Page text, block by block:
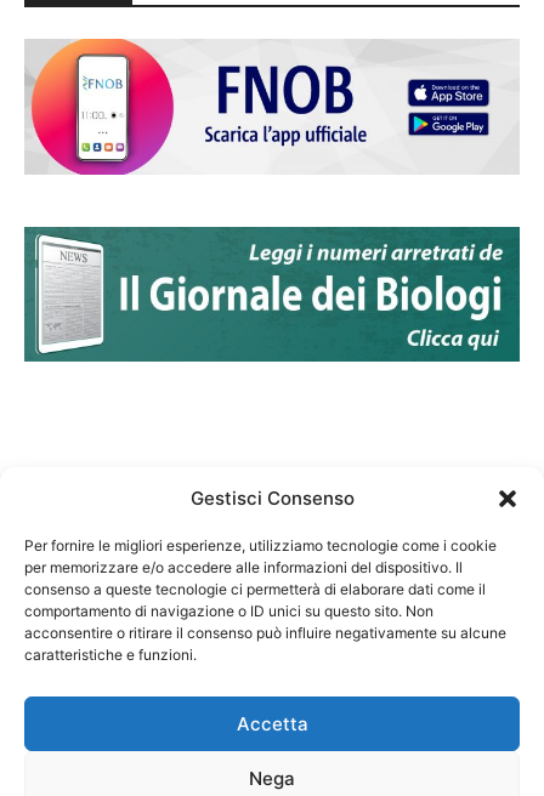
Gestisci Consenso
Per fornire le migliori esperienze, utilizziamo tecnologie come i cookie
per memorizzare e/o accedere alle informazioni del dispositivo. Il
consenso a queste tecnologie ci permetterà di elaborare dati come il
comportamento di navigazione o ID unici su questo sito. Non
acconsentire o ritirare il consenso può influire negativamente su alcune
caratteristiche e funzioni.
Accetta
Nega
Federazione Nazionale Degli Ordini dei Biologi:
codice fiscale 80069130583
Responsabile sito internet www.fnob.it: